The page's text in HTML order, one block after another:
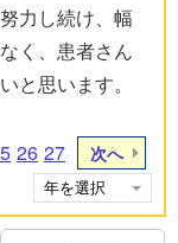
力し続け、幅
く、患者さん
と思います。
26 27 次へ